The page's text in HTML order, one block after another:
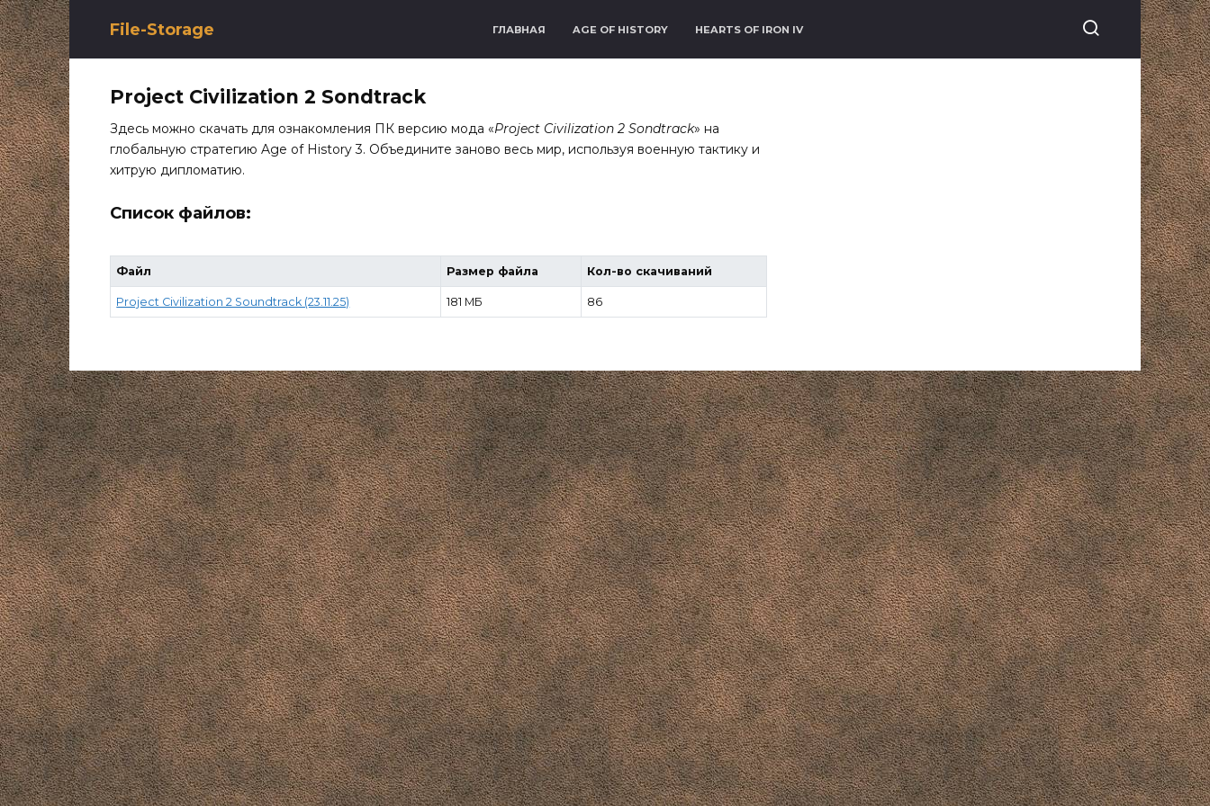
Перейти
к
содержанию
File-Storage ГЛАВНАЯ AGE OF HISTORY HEARTS OF IRON IV
Project Civilization 2 Sondtrack
Здесь можно скачать для ознакомления ПК версию мода «Project Civilization 2 Sondtrack» на
глобальную стратегию Age of History 3. Объедините заново весь мир, используя военную тактику и
хитрую дипломатию.
Список файлов:
Файл Размер файла Кол-во скачиваний
Project Civilization 2 Soundtrack (23.11.25) 181 МБ 86